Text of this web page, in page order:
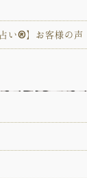
い®️】お客様の声